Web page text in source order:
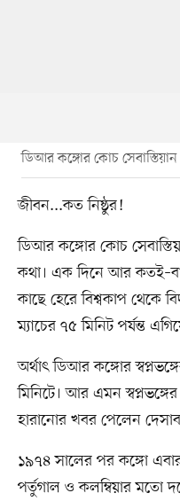
ডিআর কঙ্গোর কোচ সেবাস্তিয়ান
জীবন...কত নিষ্ঠুর!
ডিআর কঙ্গোর কোচ
কথা। এক দিনে আর কতই–বা
কাছে হেরে বিশ্বকাপ থেকে
ম্যাচের ৭৫ মিনিট পর্যন্ত
অর্থাৎ ডিআর কঙ্গোর
মিনিটে। আর এমন
হারানোর খবর পেলেন
১৯৭৪ সালের পর কঙ্গো
পর্তুগাল ও কলম্বিয়ার মতো